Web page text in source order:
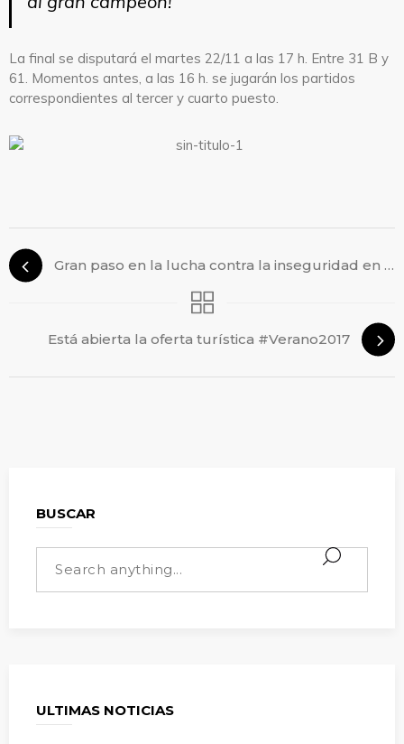
La final se disputará el martes 22/11 a las 17 h. Entre 31 B y
61. Momentos antes, a las 16 h. se jugarán los partidos
correspondientes al tercer y cuarto puesto.
Gran paso en la lucha contra la inseguridad en colectivos
Está abierta la oferta turística #Verano2017
BUSCAR
ULTIMAS NOTICIAS